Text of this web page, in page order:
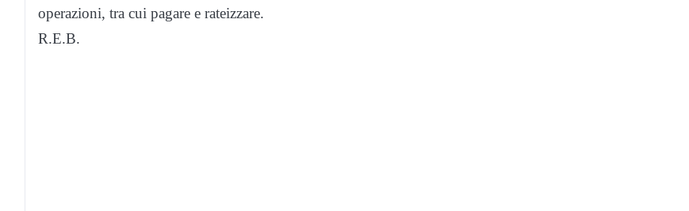
operazioni, tra cui pagare e rateizzare.
R.E.B.